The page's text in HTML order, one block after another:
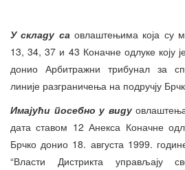
У складу са овлаштењима која су
13, 34, 37 и 43 Коначне одлуке коју
донио Арбитражни трибунал за
линије разграничења на подручју
Имајући посебно у видуовлаштења
дата ставом 12 Анекса Коначне
Брчко донио 18. августа 1999.
“Власти Дистрикта управљају